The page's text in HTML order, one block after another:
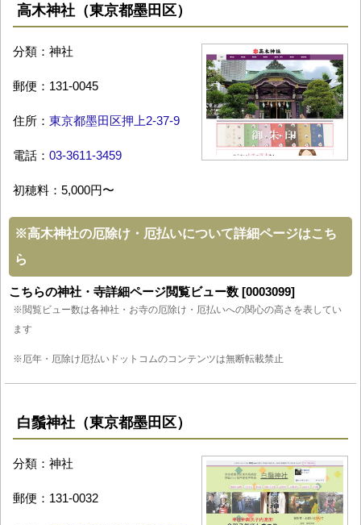
高木神社（東京都墨田区）
分類：神社
郵便：131-0045
住所： 東京都墨田区押上2-37-9
電話： 03-3611-3459
初穂料：5,000円〜
※高木神社の厄除け・厄払いについて詳細ページはこち
ら
こちらの神社・寺詳細ページ閲覧ビュー数 [0003099]
※閲覧ビュー数は各神社・お寺の厄除け・厄払いへの関心の高さを表してい
ます
※厄年・厄除け厄払いドットコムのコンテンツは無断転載禁止
白鬚神社（東京都墨田区）
分類：神社
郵便：131-0032